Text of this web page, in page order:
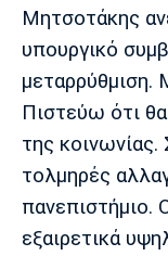
Λίβερπουλ
Μητσοτάκης
υπουργικό
μεταρρύθμιση.
Πιστεύω ότι
της
τολμηρές
πανεπιστήμιο.
εξαιρετικά